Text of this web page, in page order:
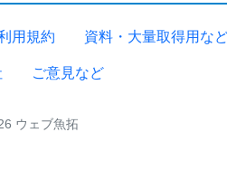
用規約 資料・大量取得用な
ご意見など
ウェブ魚拓